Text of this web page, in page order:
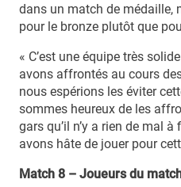
dans un match de médaille,
pour le bronze plutôt que
« C’est une équipe très
avons affrontés au cours
nous espérions les éviter
sommes heureux de les
gars qu’il n’y a rien de mal
avons hâte de jouer pour
Match 8 – Joueurs du